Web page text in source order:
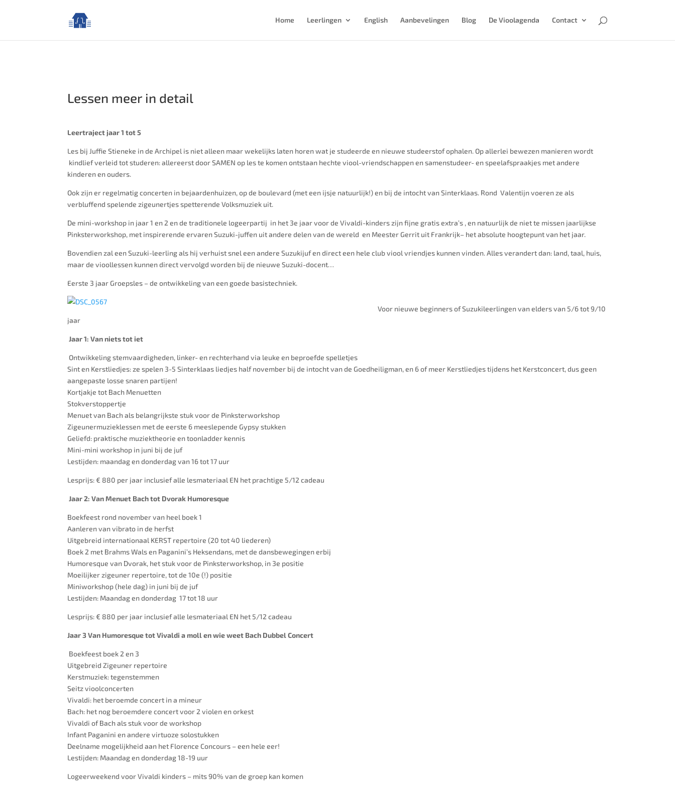
Home Leerlingen English Aanbevelingen Blog De Vioolagenda Contact
Lessen meer in detail
Leertraject jaar 1 tot 5
Les bij Juffie Stieneke in de Archipel is niet alleen maar wekelijks laten horen wat je studeerde en nieuwe studeerstof ophalen. Op allerlei bewezen manieren wordt
kindlief verleid tot studeren:allereerst door SAMEN op les te komen ontstaan hechte viool-vriendschappen en samenstudeer- en speelafspraakjes met andere
kinderen en ouders.
Ook zijn er regelmatig concerten in bejaardenhuizen, op de boulevard (met een ijsje natuurlijk!) en bij de intocht van Sinterklaas. Rond Valentijn voeren ze als
verbluffend spelende zigeunertjes spetterende Volksmuziek uit.
De mini-workshop in jaar 1 en 2 en de traditionele logeerpartij in het 3e jaar voor de Vivaldi-kinders zijn fijne gratis extra’s , en natuurlijkde niet te missen jaarlijkse
Pinksterworkshop, met inspirerende ervarenSuzuki-juffen uit andere delen van de wereld en Meester Gerrit uit Frankrijk– het absolute hoogtepunt van het jaar.
Bovendien zal een Suzuki-leerling als hij verhuist snel een andere Suzukijuf en direct een hele club viool vriendjes kunnen vinden. Alles verandert dan: land, taal, huis,
maar de vioollessen kunnen direct vervolgd worden bij de nieuweSuzuki-docent…
Eerste 3 jaar Groepsles – de ontwikkeling van een goede basistechniek.
Voor nieuwe beginners of Suzukileerlingen van elders van 5/6 tot 9/10
jaar
Jaar 1: Van niets tot iet
Ontwikkeling stemvaardigheden, linker- en rechterhand via leuke en beproefde spelletjes
Sint en Kerstliedjes: ze spelen 3-5 Sinterklaas liedjes half november bij de intocht van de Goedheiligman, en 6 of meer Kerstliedjes tijdens het Kerstconcert, dus geen
aangepaste losse snaren partijen!
Kortjakje tot Bach Menuetten
Stokverstoppertje
Menuet van Bach als belangrijkste stuk voor de Pinksterworkshop
Zigeunermuzieklessen met de eerste 6 meeslepende Gypsy stukken
Geliefd: praktische muziektheorie en toonladder kennis
Mini-mini workshop in juni bij de juf
Lestijden: maandag en donderdag van 16 tot 17 uur
Lesprijs: € 880 per jaar inclusief alle lesmateriaal EN het prachtige 5/12 cadeau
Jaar 2: Van Menuet Bach tot Dvorak Humoresque
Boekfeest rond november van heel boek 1
Aanleren van vibrato in de herfst
Uitgebreid internationaal KERST repertoire (20 tot 40 liederen)
Boek 2 met Brahms Wals en Paganini’s Heksendans, met de dansbewegingen erbij
Humoresque van Dvorak, het stuk voor de Pinksterworkshop, in 3e positie
Moeilijker zigeuner repertoire, tot de 10e (!) positie
Miniworkshop (hele dag) in juni bij de juf
Lestijden: Maandag en donderdag 17 tot 18 uur
Lesprijs: € 880 per jaar inclusief alle lesmateriaal EN het 5/12 cadeau
Jaar 3 Van Humoresque tot Vivaldi a moll en wie weet Bach Dubbel Concert
Boekfeest boek 2 en 3
Uitgebreid Zigeuner repertoire
Kerstmuziek: tegenstemmen
Seitz vioolconcerten
Vivaldi: het beroemde concert in a mineur
Bach: het nog beroemdere concert voor 2 violen en orkest
Vivaldi of Bach als stuk voor de workshop
Infant Paganini en andere virtuoze solostukken
Deelname mogelijkheid aan het Florence Concours – een hele eer!
Lestijden: Maandag en donderdag 18-19 uur
Logeerweekend voor Vivaldi kinders – mits 90% van de groep kan komen